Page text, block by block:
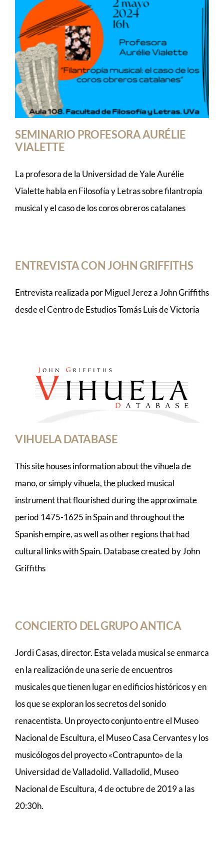
SEMINARIO PROFESORA AURÉLIE
VIALETTE
La profesora de la Universidad de Yale Aurélie
Vialette habla en Filosofía y Letras sobre filantropía
musical y el caso de los coros obreros catalanes
ENTREVISTA CON JOHN GRIFFITHS
Entrevista realizada por Miguel Jerez a John Griffiths
desde el Centro de Estudios Tomás Luis de Victoria
VIHUELA DATABASE
This site houses information about the vihuela de
mano, or simply vihuela, the plucked musical
instrument that flourished during the approximate
period 1475-1625 in Spain and throughout the
Spanish empire, as well as other regions that had
cultural links with Spain. Database created by John
Griffiths
CONCIERTO DEL GRUPO ANTICA
Jordi Casas, director. Esta velada musical se enmarca
en la realización de una serie de encuentros
musicales que tienen lugar en edificios históricos y en
los que se exploran los secretos del sonido
renacentista. Un proyecto conjunto entre el Museo
Nacional de Escultura, el Museo Casa Cervantes y los
musicólogos del proyecto «Contrapunto» de la
Universidad de Valladolid. Valladolid, Museo
Nacional de Escultura, 4 de octubre de 2019 a las
20:30h.